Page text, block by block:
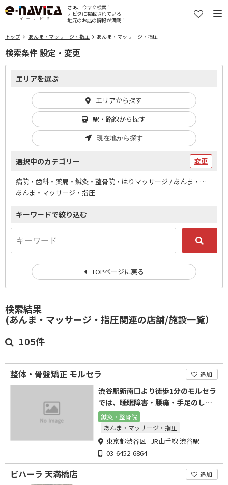
さぁ、今すぐ検索！
ナビタに掲載されている
地元のお店の情報が満載！
トップ あんま・マッサージ・指圧 あんま・マッサージ・指圧
検索結果
(あんま・マッサージ・指圧関連の店舗/施設一覧）
105件
整体・骨盤矯正 モルセラ 追加
渋谷駅新南口より徒歩1分のモルセラ
では、睡眠障害・腰痛・手足のしび
れを早期改善に導きます。
鍼灸・整骨院
あんま・マッサージ・指圧
東京都渋谷区 JR山手線 渋谷駅
03-6452-6864
ビハーラ 天満橋店 追加
検索条件 設定・変更
エリアを選ぶ
エリアから探す
駅・路線から探す
現在地から探す
選択中のカテゴリー 変更
病院・歯科・薬局・鍼灸・整骨院・はりマッサージ / あんま・マッサージ・指圧
あんま・マッサージ・指圧
キーワードで絞り込む
TOPページに戻る